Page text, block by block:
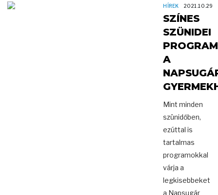
HÍREK 2021.10.29
SZÍNES
SZÜNIDEI
A
Mint minden
szünidőben,
ezúttal is
tartalmas
programokkal
várja a
legkisebbeket
a Napsugár